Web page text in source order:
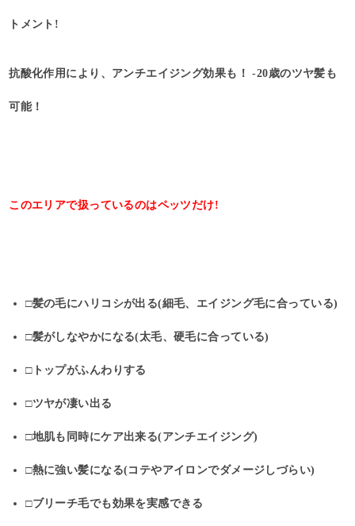
トメント!
抗酸化作用により、アンチエイジング効果も！ -20歳のツヤ髪も
可能！
このエリアで扱っているのはペッツだけ!
□髪の毛にハリコシが出る(細毛、エイジング毛に合っている)
□髪がしなやかになる(太毛、硬毛に合っている)
□トップがふんわりする
□ツヤが凄い出る
□地肌も同時にケア出来る(アンチエイジング)
□熱に強い髪になる(コテやアイロンでダメージしづらい)
□ブリーチ毛でも効果を実感できる